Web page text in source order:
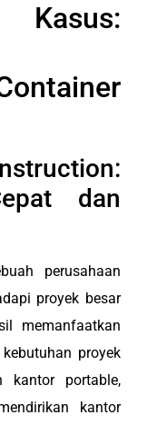
dan
perusahaan
proyek besar
memanfaatkan
proyek
kantor portable,
kantor